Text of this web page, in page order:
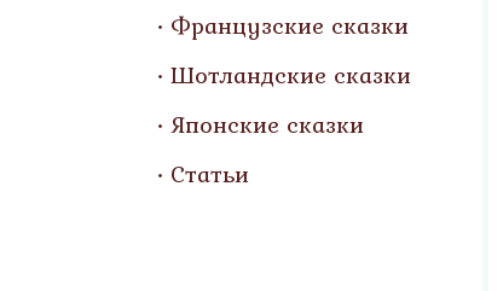
Французские сказки
Шотландские сказки
Японские сказки
Статьи